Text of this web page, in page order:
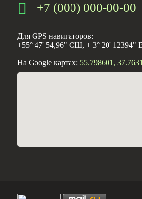
+7 (000) 000-00-00
Для GPS навигаторов:
+55° 47' 54,96" СШ, + 3° 20' 12394"
На Google картах: 55.798601,